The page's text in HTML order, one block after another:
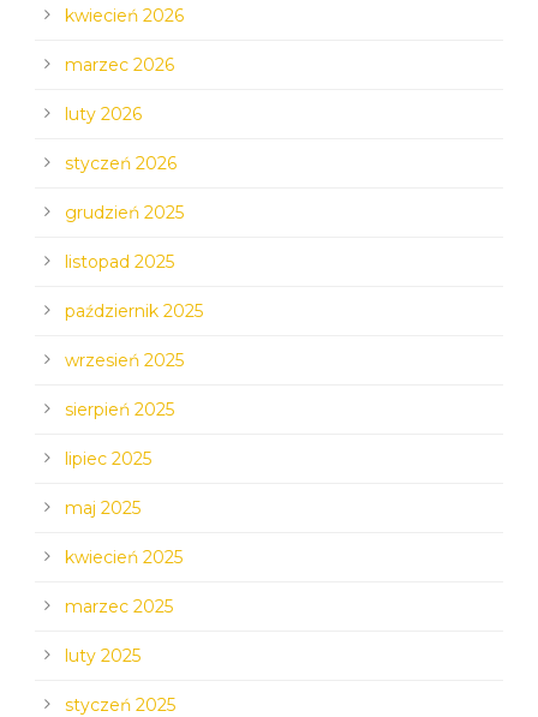
kwiecień 2026
marzec 2026
luty 2026
styczeń 2026
grudzień 2025
listopad 2025
październik 2025
wrzesień 2025
sierpień 2025
lipiec 2025
maj 2025
kwiecień 2025
marzec 2025
luty 2025
styczeń 2025